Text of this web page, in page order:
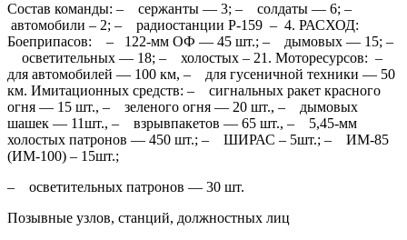
Состав команды: – сержанты — 3; – солдаты — 6; –
автомобили – 2; – радиостанции Р-159 – 4. РАСХОД:
Боеприпасов: – 122-мм ОФ — 45 шт.; – дымовых — 15; –
осветительных — 18; – холостых – 21. Моторесурсов: –
для автомобилей — 100 км, – для гусеничной техники — 50
км. Имитационных средств: – сигнальных ракет красного
огня — 15 шт., – зеленого огня — 20 шт., – дымовых
шашек — 11шт., – взрывпакетов — 65 шт., – 5,45-мм
холостых патронов — 450 шт.; – ШИРАС – 5шт.; – ИМ-85
(ИМ-100) – 15шт.;
– осветительных патронов — 30 шт.
Позывные узлов, станций, должностных лиц